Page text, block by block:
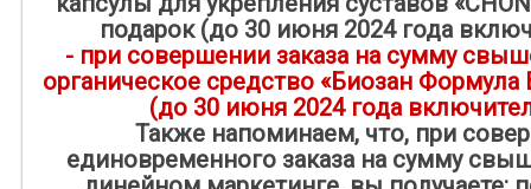
подарок (до 30 июня 2024 года
- при совершении заказа на сумму
органическое средство «Биозан Формула
(до 30 июня 2024 года
Также напоминаем, что, при
единовременного заказа на сумму